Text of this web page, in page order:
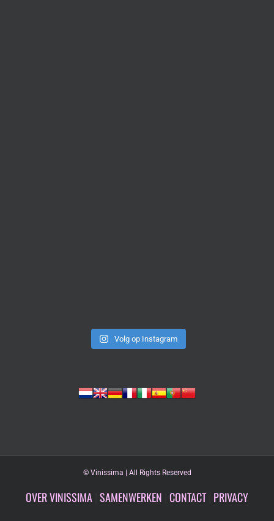
Volg op Instagram
© Vinissima | All Rights Reserved
OVER VINISSIMA SAMENWERKEN CONTACT| PRIVACY